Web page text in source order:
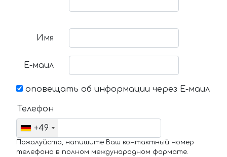
Имя
Е-маил
оповещать об информации через Е-маил
Телефон
+49
Пожалуйста, напишите Ваш контактный номер
телефона в полном международном формате.